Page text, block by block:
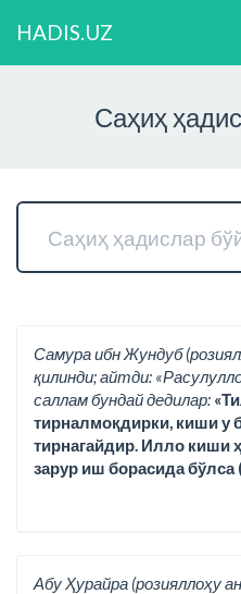
HADIS.UZ
Саҳиҳ
Самура ибн Жундуб
қилинди; айтди:
саллам бундай дедилар:
тирналмоқдирки, киши у
тирнагайдир. Илло киши
зарур иш борасида бўлса
Абу Ҳурайра (розияллоҳу